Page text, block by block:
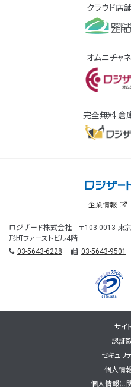
クラウド店
オムニチャ
完全無料 倉
企業情報
ロジザード株式会社 〒103-0013 東
形町ファーストビル4階
03-5643-6228
03-5643-9501
サイ
認証
セキュリ
個人情
個人情報に